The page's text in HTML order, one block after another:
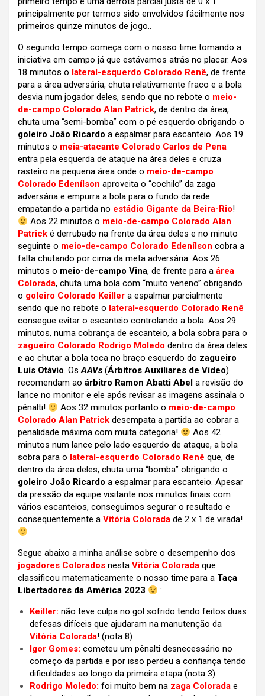
principalmente por termos sido envolvidos fácilmente nos
primeiros quinze minutos de jogo..
O segundo tempo começa com o nosso time tomando a
iniciativa em campo já que estávamos atrás no placar. Aos
18 minutos o lateral-esquerdo Colorado Renê, de frente
para a área adversária, chuta relativamente fraco e a bola
desvia num jogador deles, sendo que no rebote o meio-
de-campo Colorado Alan Patrick, de dentro da área,
chuta uma “semi-bomba” com o pé esquerdo obrigando o
goleiro João Ricardo a espalmar para escanteio. Aos 19
minutos o meia-atacante Colorado Carlos de Pena
entra pela esquerda de ataque na área deles e cruza
rasteiro na pequena área onde o meio-de-campo
Colorado Edenílson aproveita o “cochilo” da zaga
adversária e empurra a bola para o fundo da rede
empatando a partida no estádio Gigante da Beira-Rio!
Aos 22 minutos o meio-de-campo Colorado Alan
Patrick é derrubado na frente da área deles e no minuto
seguinte o meio-de-campo Colorado Edenílson cobra a
falta chutando por cima da meta adversária. Aos 26
minutos o meio-de-campo Vina, de frente para a área
Colorada, chuta uma bola com “muito veneno” obrigando
o goleiro Colorado Keiller a espalmar parcialmente
sendo que no rebote o lateral-esquerdo Colorado Renê
consegue evitar o escanteio controlando a bola. Aos 29
minutos, numa cobrança de escanteio, a bola sobra para o
zagueiro Colorado Rodrigo Moledo dentro da área deles
e ao chutar a bola toca no braço esquerdo do zagueiro
Luís Otávio. OsAAVs (Árbitros Auxiliares de Vídeo)
recomendam ao árbitro Ramon Abatti Abel a revisão do
lance no monitor e ele após revisar as imagens assinala o
pênalti!
Aos 32 minutos portanto o meio-de-campo
Colorado Alan Patrick desempata a partida ao cobrar a
penalidade máxima com muita categoria!
Aos 42
minutos num lance pelo lado esquerdo de ataque, a bola
sobra para o lateral-esquerdo Colorado Renê que, de
dentro da área deles, chuta uma “bomba” obrigando o
goleiro João Ricardo a espalmar para escanteio. Apesar
da pressão da equipe visitante nos minutos finais com
vários escanteios, conseguimos segurar o resultado e
consequentemente a Vitória Colorada de 2 x 1 de virada!
Segue abaixo a minha análise sobre o desempenho dos
jogadores Colorados nesta Vitória Colorada que
classificou matematicamente o nosso time para a Taça
Libertadores da América 2023
:
Keiller: não teve culpa no gol sofrido tendo feitos duas
defesas difíceis que ajudaram na manutenção da
Vitória Colorada! (nota 8)
Igor Gomes: cometeu um pênalti desnecessário no
começo da partida e por isso perdeu a confiança tendo
dificuldades ao longo da primeira etapa (nota 3)
Rodrigo Moledo: foi muito bem na zaga Colorada e